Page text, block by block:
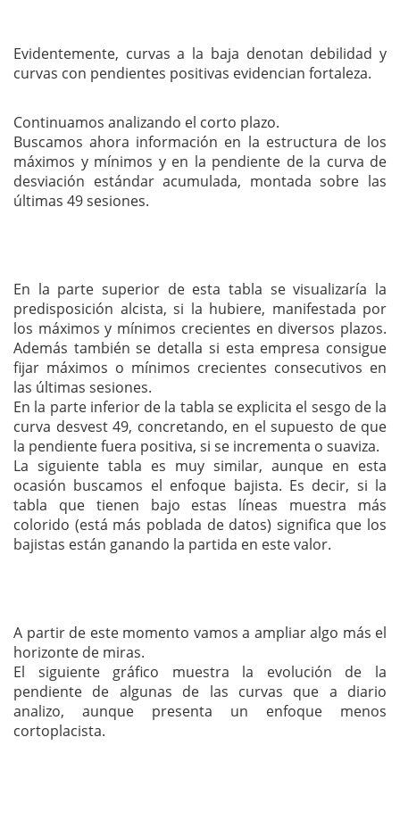
Evidentemente, curvas a la baja denotan debilidad y
curvas con pendientes positivas evidencian fortaleza.
Continuamos analizando el corto plazo.
Buscamos ahora información en la estructura de los
máximos y mínimos y en la pendiente de la curva de
desviación estándar acumulada, montada sobre las
últimas 49 sesiones.
En la parte superior de esta tabla se visualizaría la
predisposición alcista, si la hubiere, manifestada por
los máximos y mínimos crecientes en diversos plazos.
Además también se detalla si esta empresa consigue
fijar máximos o mínimos crecientes consecutivos en
las últimas sesiones.
En la parte inferior de la tabla se explicita el sesgo de la
curva desvest 49, concretando, en el supuesto de que
la pendiente fuera positiva, si se incrementa o suaviza.
La siguiente tabla es muy similar, aunque en esta
ocasión buscamos el enfoque bajista. Es decir, si la
tabla que tienen bajo estas líneas muestra más
colorido (está más poblada de datos) significa que los
bajistas están ganando la partida en este valor.
A partir de este momento vamos a ampliar algo más el
horizonte de miras.
El siguiente gráfico muestra la evolución de la
pendiente de algunas de las curvas que a diario
analizo, aunque presenta un enfoque menos
cortoplacista.